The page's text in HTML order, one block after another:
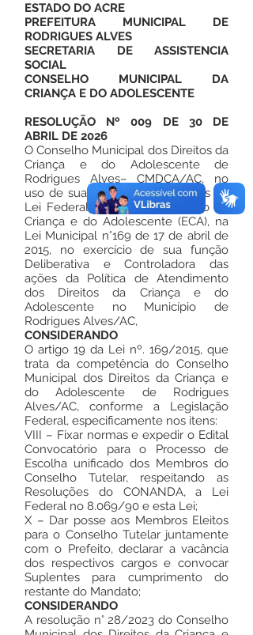
ESTADO DO ACRE
PREFEITURA MUNICIPAL DE
RODRIGUES ALVES
SECRETARIA DE ASSISTENCIA
SOCIAL
CONSELHO MUNICIPAL DA
CRIANÇA E DO ADOLESCENTE
RESOLUÇÃO Nº 009 DE 30 DE
ABRIL DE 2026
O Conselho Municipal dos Direitos da
Criança e do Adolescente de
Rodrigues Alves– CMDCA/AC, no
uso de suas atribuições previstas na
Lei Federal 8.069/90 – Estatuto da
Criança e do Adolescente (ECA), na
Lei Municipal n°169 de 17 de abril de
2015, no exercício de sua função
Deliberativa e Controladora das
ações da Política de Atendimento
dos Direitos da Criança e do
Adolescente no Município de
Rodrigues Alves/AC,
CONSIDERANDO
O artigo 19 da Lei nº. 169/2015, que
trata da competência do Conselho
Municipal dos Direitos da Criança e
do Adolescente de Rodrigues
Alves/AC, conforme a Legislação
Federal, especificamente nos itens:
VIII – Fixar normas e expedir o Edital
Convocatório para o Processo de
Escolha unificado dos Membros do
Conselho Tutelar, respeitando as
Resoluções do CONANDA, a Lei
Federal no 8.069/90 e esta Lei;
X – Dar posse aos Membros Eleitos
para o Conselho Tutelar juntamente
com o Prefeito, declarar a vacância
dos respectivos cargos e convocar
Suplentes para cumprimento do
restante do Mandato;
CONSIDERANDO
A resolução n° 28/2023 do Conselho